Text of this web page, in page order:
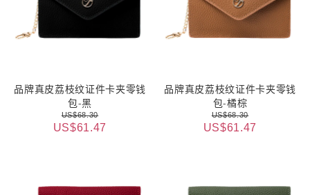
品牌真皮荔枝纹证件卡夹零钱
包-黑
US$68.30
US$61.47
品牌真皮荔枝纹证件卡夹零钱
包-橘棕
US$68.30
US$61.47